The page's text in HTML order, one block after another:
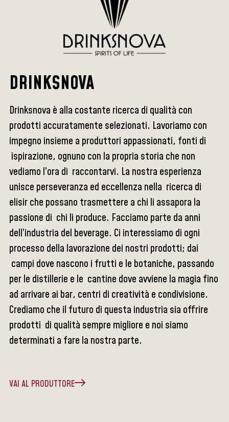
DRINKSNOVA
Drinksnova è alla costante ricerca di qualità con
prodotti accuratamente selezionati. Lavoriamo con
impegno insieme a produttori appassionati, fonti di
ispirazione, ognuno con la propria storia che non
vediamo l’ora di raccontarvi. La nostra esperienza
unisce perseveranza ed eccellenza nella ricerca di
elisir che possano trasmettere a chi li assapora la
passione di chi li produce. Facciamo parte da anni
dell’industria del beverage. Ci interessiamo di ogni
processo della lavorazione dei nostri prodotti; dai
campi dove nascono i frutti e le botaniche, passando
per le distillerie e le cantine dove avviene la magia fino
ad arrivare ai bar, centri di creatività e condivisione.
Crediamo che il futuro di questa industria sia offrire
prodotti di qualità sempre migliore e noi siamo
determinati a fare la nostra parte.
VAI AL PRODUTTORE